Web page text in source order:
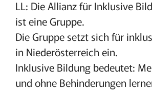
LL: Die Allianz für Inklusive
ist eine Gruppe.
Die Gruppe setzt sich für
in Niederösterreich ein.
Inklusive Bildung bedeutet:
und ohne Behinderungen